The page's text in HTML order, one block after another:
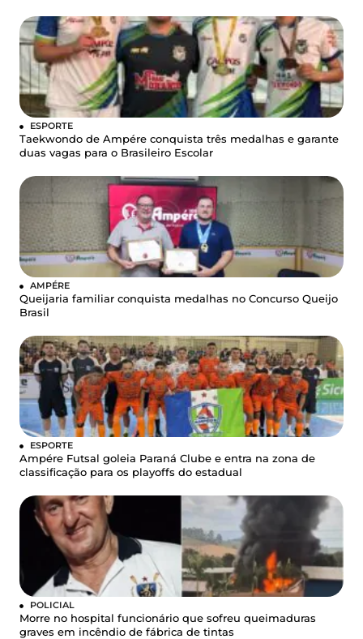
ESPORTE
Taekwondo de Ampére conquista três medalhas e garante
duas vagas para o Brasileiro Escolar
AMPÉRE
Queijaria familiar conquista medalhas no Concurso Queijo
Brasil
ESPORTE
Ampére Futsal goleia Paraná Clube e entra na zona de
classificação para os playoffs do estadual
POLICIAL
Morre no hospital funcionário que sofreu queimaduras
graves em incêndio de fábrica de tintas